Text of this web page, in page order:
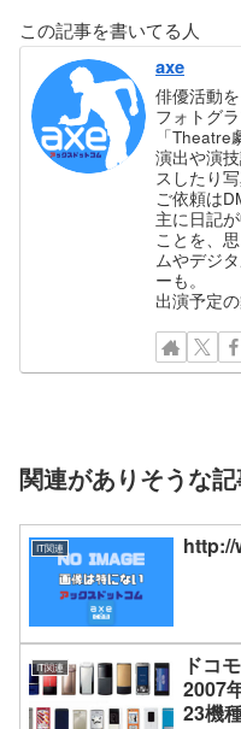
この記事を書いてる人
axe
俳優活動
フォトグ
「Theatre
演出や演
スしたり
ご依頼は
主に日記
ことを、
ムやデジ
ーも。
出演予定
関連がありそうな
IT関連 http://
IT関連
ドコ
2007
23機